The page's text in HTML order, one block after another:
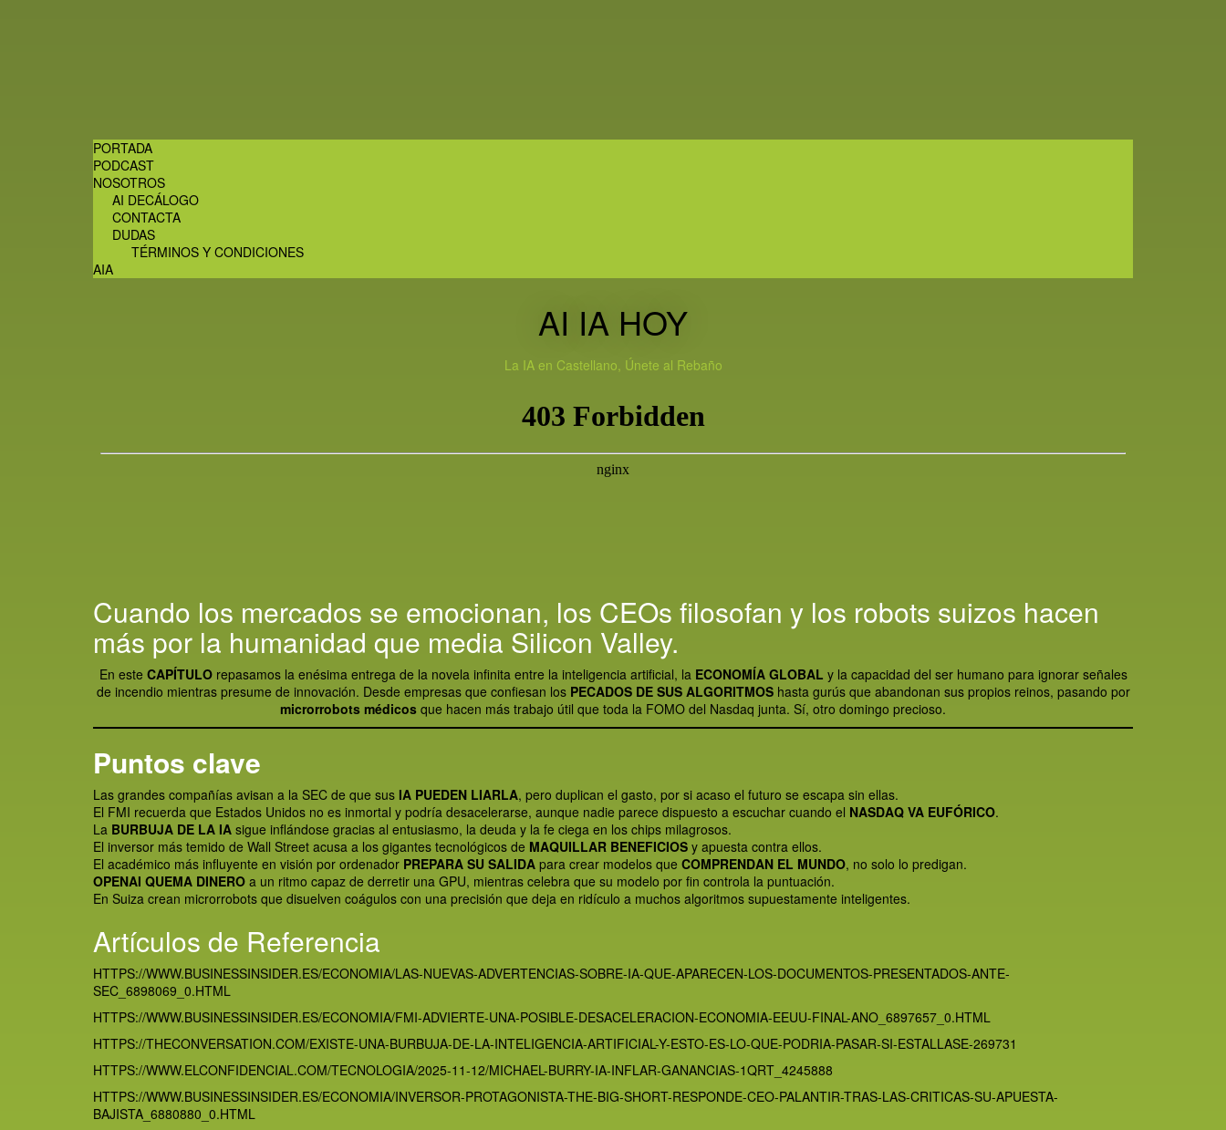
PORTADA
PODCAST
NOSOTROS
AI DECÁLOGO
CONTACTA
DUDAS
TÉRMINOS Y CONDICIONES
AIA
AI IA HOY
La IA en Castellano, Únete al Rebaño
Cuando los mercados se emocionan, los CEOs filosofan y los robots suizos hacen
más por la humanidad que media Silicon Valley.
En este CAPÍTULOrepasamos la enésima entrega de la novela infinita entre la inteligencia artificial, la ECONOMÍA GLOBAL y la capacidad del ser humano para ignorar señales
de incendio mientras presume de innovación. Desde empresas que confiesan los PECADOS DE SUS ALGORITMOS hasta gurús que abandonan sus propios reinos, pasando por
microrrobots médicos que hacen más trabajo útil que toda la FOMO del Nasdaq junta. Sí, otro domingo precioso.
Puntos clave
Las grandes compañías avisan a la SEC de que sus IA PUEDEN LIARLA, pero duplican el gasto, por si acaso el futuro se escapa sin ellas.
El FMI recuerda que Estados Unidos no es inmortal y podría desacelerarse, aunque nadie parece dispuesto a escuchar cuando el NASDAQ VA EUFÓRICO.
La BURBUJA DE LA IA sigue inflándose gracias al entusiasmo, la deuda y la fe ciega en los chips milagrosos.
El inversor más temido de Wall Street acusa a los gigantes tecnológicos de MAQUILLAR BENEFICIOS y apuesta contra ellos.
El académico más influyente en visión por ordenador PREPARA SU SALIDA para crear modelos que COMPRENDAN EL MUNDO, no solo lo predigan.
OPENAI QUEMA DINERO a un ritmo capaz de derretir una GPU, mientras celebra que su modelo por fin controla la puntuación.
En Suiza crean microrrobots que disuelven coágulos con una precisión que deja en ridículo a muchos algoritmos supuestamente inteligentes.
Artículos de Referencia
HTTPS://WWW.BUSINESSINSIDER.ES/ECONOMIA/LAS-NUEVAS-ADVERTENCIAS-SOBRE-IA-QUE-APARECEN-LOS-DOCUMENTOS-PRESENTADOS-ANTE-
SEC_6898069_0.HTML
HTTPS://WWW.BUSINESSINSIDER.ES/ECONOMIA/FMI-ADVIERTE-UNA-POSIBLE-DESACELERACION-ECONOMIA-EEUU-FINAL-ANO_6897657_0.HTML
HTTPS://THECONVERSATION.COM/EXISTE-UNA-BURBUJA-DE-LA-INTELIGENCIA-ARTIFICIAL-Y-ESTO-ES-LO-QUE-PODRIA-PASAR-SI-ESTALLASE-269731
HTTPS://WWW.ELCONFIDENCIAL.COM/TECNOLOGIA/2025-11-12/MICHAEL-BURRY-IA-INFLAR-GANANCIAS-1QRT_4245888
HTTPS://WWW.BUSINESSINSIDER.ES/ECONOMIA/INVERSOR-PROTAGONISTA-THE-BIG-SHORT-RESPONDE-CEO-PALANTIR-TRAS-LAS-CRITICAS-SU-APUESTA-
BAJISTA_6880880_0.HTML